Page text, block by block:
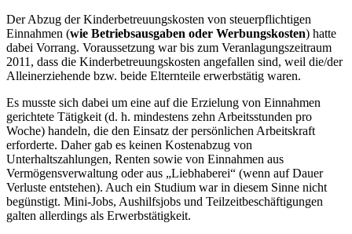
Der Abzug der Kinderbetreuungskosten von steuerpflich­tigen
Einnahmen (wie Betriebsausgaben oder Werbungskosten) hatte
dabei Vorrang. Voraussetzung war bis zum Veranlagungszeitraum
2011, dass die Kinderbetreuungskosten angefallen sind, weil die/der
Alleinerziehende bzw. beide Elternteile erwerbstätig waren.
Es musste sich dabei um eine auf die Erzielung von Einnahmen
gerichtete Tätigkeit (d. h. mindestens zehn Arbeitsstunden pro
Woche) handeln, die den Einsatz der persönlichen Arbeitskraft
erforderte. Daher gab es keinen Kostenabzug von
Unterhaltszahlungen, Renten sowie von Einnahmen aus
Vermögensverwaltung oder aus „Liebhaberei“ (wenn auf Dauer
Verluste entstehen). Auch ein Studium war in diesem Sinne nicht
begünstigt. Mini-Jobs, Aushilfsjobs und Teilzeitbeschäftigungen
galten allerdings als Erwerbstätigkeit.